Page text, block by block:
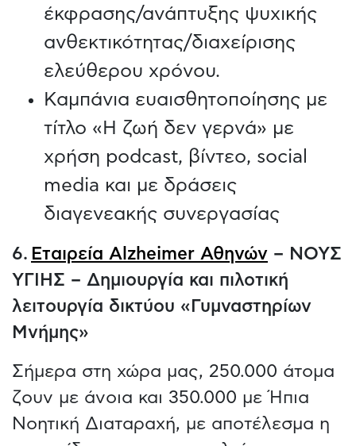
έκφρασης/ανάπτυξης ψυχικής
ανθεκτικότητας/διαχείρισης
ελεύθερου χρόνου.
Καμπάνια ευαισθητοποίησης με
τίτλο «Η ζωή δεν γερνά» με
χρήση podcast, βίντεο, social
media και με δράσεις
διαγενεακής συνεργασίας
6. Εταιρεία Alzheimer Αθηνών – ΝΟΥΣ
ΥΓΙΗΣ – Δημιουργία και πιλοτική
λειτουργία δικτύου «Γυμναστηρίων
Μνήμης»
Σήμερα στη χώρα μας, 250.000 άτομα
ζουν με άνοια και 350.000 με Ήπια
Νοητική Διαταραχή, με αποτέλεσμα η